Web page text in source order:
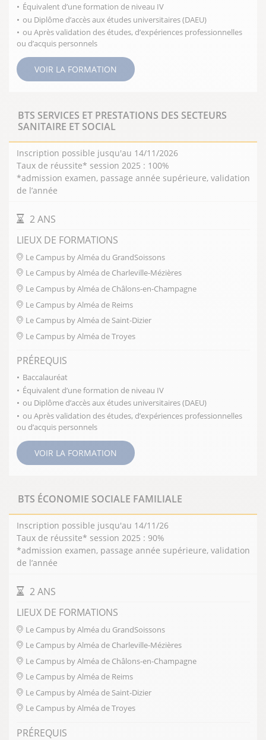
expliquent que ces activités requièrent aujourd’hui
des profils, des compétences à tout niveau.
FERMER
Équivalent d’une formation de niveau IV
ou Diplôme d’accès aux études universitaires (DAEU)
ou Après validation des études, d’expériences professionnelles
ou d’acquis personnels
VOIR LA FORMATION
BTS SERVICES ET PRESTATIONS DES SECTEURS
SANITAIRE ET SOCIAL
Inscription possible jusqu'au 14/11/2026
Taux de réussite* session 2025 : 100%
*admission examen, passage année supérieure, validation
de l’année
DURÉE DE LA FORMATION
2 ANS
LIEUX DE FORMATIONS
Le Campus by Alméa du GrandSoissons
Le Campus by Alméa de Charleville-Mézières
Le Campus by Alméa de Châlons-en-Champagne
Le Campus by Alméa de Reims
Le Campus by Alméa de Saint-Dizier
Le Campus by Alméa de Troyes
PRÉREQUIS
Baccalauréat
Équivalent d’une formation de niveau IV
ou Diplôme d’accès aux études universitaires (DAEU)
ou Après validation des études, d’expériences professionnelles
ou d’acquis personnels
VOIR LA FORMATION
BTS ÉCONOMIE SOCIALE FAMILIALE
Inscription possible jusqu'au 14/11/26
Taux de réussite* session 2025 : 90%
*admission examen, passage année supérieure, validation
de l’année
DURÉE DE LA FORMATION
2 ANS
LIEUX DE FORMATIONS
Le Campus by Alméa du GrandSoissons
Le Campus by Alméa de Charleville-Mézières
Le Campus by Alméa de Châlons-en-Champagne
Le Campus by Alméa de Reims
Le Campus by Alméa de Saint-Dizier
Le Campus by Alméa de Troyes
PRÉREQUIS